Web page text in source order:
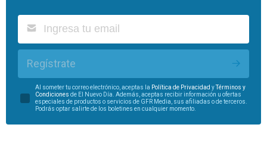
Regístrate
Al someter tu correo electrónico, aceptas la Política de Privacidad yTérminos y
Condiciones de El Nuevo Día. Además, aceptas recibir información u ofertas
especiales de productos o servicios de GFR Media, sus afiliadas o de terceros.
Podrás optar salirte de los boletines en cualquier momento.